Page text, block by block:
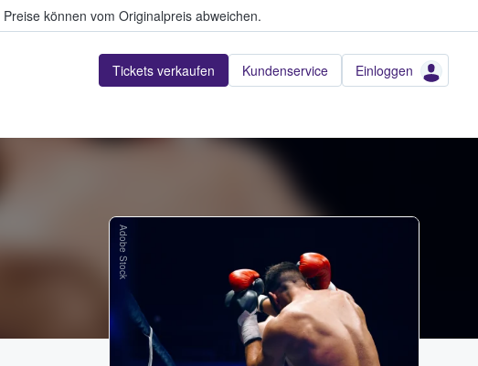
Preise können vom Originalpreis abweichen.
Tickets verkaufen Kundenservice Einloggen
Adobe Stock